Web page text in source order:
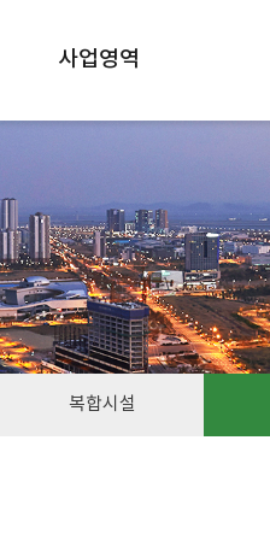
사업영역
복합시설